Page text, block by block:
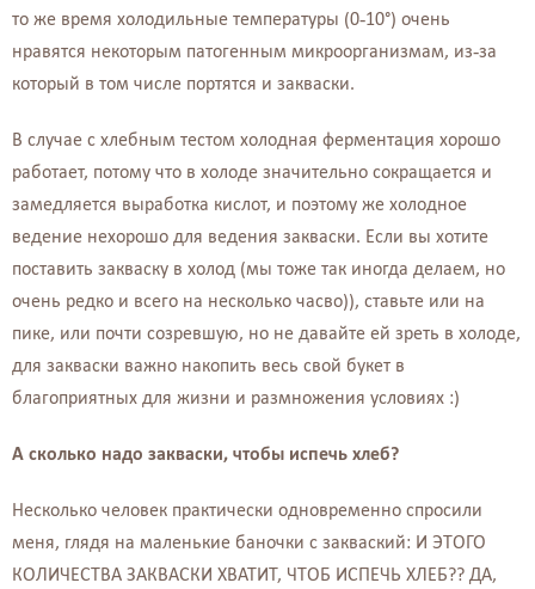
то же время холодильные температуры (0-10°) очень
нравятся некоторым патогенным микроорганизмам, из-за
который в том числе портятся и закваски.
В случае с хлебным тестом холодная ферментация хорошо
работает, потому что в холоде значительно сокращается и
замедляется выработка кислот, и поэтому же холодное
ведение нехорошо для ведения закваски. Если вы хотите
поставить закваску в холод (мы тоже так иногда делаем, но
очень редко и всего на несколько часво)), ставьте или на
пике, или почти созревшую, но не давайте ей зреть в холоде,
для закваски важно накопить весь свой букет в
благоприятных для жизни и размножения условиях :)
А сколько надо закваски, чтобы испечь хлеб?
Несколько человек практически одновременно спросили
меня, глядя на маленькие баночки с закваский: И ЭТОГО
КОЛИЧЕСТВА ЗАКВАСКИ ХВАТИТ, ЧТОБ ИСПЕЧЬ ХЛЕБ?? ДА,